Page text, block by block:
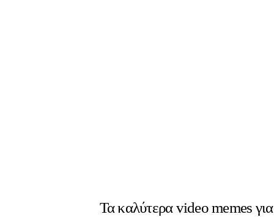
Τα καλύτερα video memes